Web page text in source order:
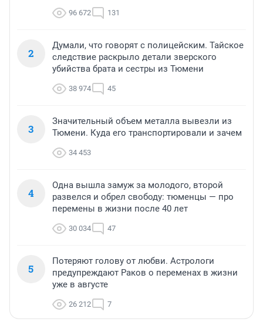
96 672 131
2
Думали, что говорят с полицейским. Тайское
следствие раскрыло детали зверского
убийства брата и сестры из Тюмени
38 974 45
3
Значительный объем металла вывезли из
Тюмени. Куда его транспортировали и зачем
34 453
4
Одна вышла замуж за молодого, второй
развелся и обрел свободу: тюменцы — про
перемены в жизни после 40 лет
30 034 47
5
Потеряют голову от любви. Астрологи
предупреждают Раков о переменах в жизни
уже в августе
26 212 7